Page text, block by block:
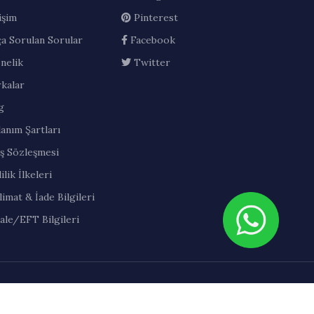
Sorulan Sorular
Şartları
Sözleşmesi
İlkeleri
& İade Bilgileri
EFT Bilgileri
Pinterest
Facebook
Twitter